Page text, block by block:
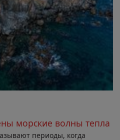
морские волны тепла
периоды, когда